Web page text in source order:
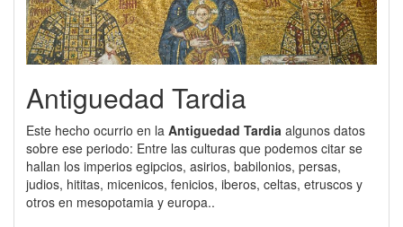
Antiguedad Tardia
Este hecho ocurrio en la Antiguedad Tardia algunos datos
sobre ese periodo: Entre las culturas que podemos citar se
hallan los imperios egipcios, asirios, babilonios, persas,
judios, hititas, micenicos, fenicios, iberos, celtas, etruscos y
otros en mesopotamia y europa..